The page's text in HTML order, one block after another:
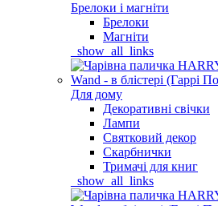
Брелоки і магніти
Брелоки
Магніти
_show_all_links
Для дому
Декоративні свічки
Лампи
Святковий декор
Скарбнички
Тримачі для книг
_show_all_links